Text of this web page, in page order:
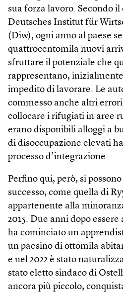
sua forza lavoro. Secondo
Deutsches Institut für
(Diw), ogni anno al paese
quattrocentomila nuovi
sfruttare il potenziale che
rappresentano,
impedito di lavorare. Le
commesso anche altri
collocare i rifugiati in aree
erano disponibili alloggi a
di disoccupazione elevati
processo d’integrazione.
Perfino qui, però, si
successo, come quella di
appartenente alla
2015. Due anni dopo
ha cominciato un
un paesino di ottomila
e nel 2022 è stato
stato eletto sindaco di
ancora più piccolo,